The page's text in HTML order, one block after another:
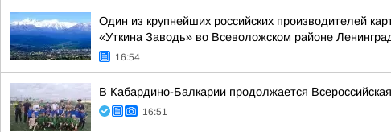
Один из крупнейших российских производителей
«Уткина Заводь» во Всеволожском районе
16:54
В Кабардино-Балкарии продолжается
16:51